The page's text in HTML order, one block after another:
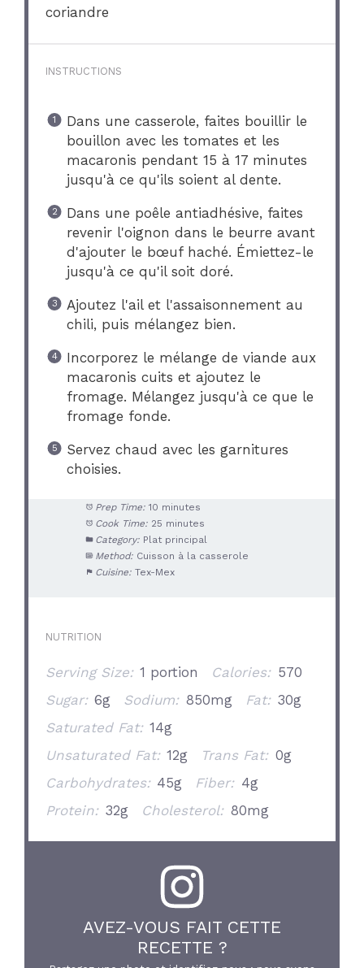
coriandre
INSTRUCTIONS
Dans une casserole, faites bouillir le
bouillon avec les tomates et les
macaronis pendant 15 à 17 minutes
jusqu'à ce qu'ils soient al dente.
Dans une poêle antiadhésive, faites
revenir l'oignon dans le beurre avant
d'ajouter le bœuf haché. Émiettez-le
jusqu'à ce qu'il soit doré.
Ajoutez l'ail et l'assaisonnement au
chili, puis mélangez bien.
Incorporez le mélange de viande aux
macaronis cuits et ajoutez le
fromage. Mélangez jusqu'à ce que le
fromage fonde.
Servez chaud avec les garnitures
choisies.
Prep Time: 10 minutes
Cook Time: 25 minutes
Category: Plat principal
Method: Cuisson à la casserole
Cuisine: Tex-Mex
NUTRITION
Serving Size: 1 portion Calories: 570
Sugar: 6g Sodium: 850mg Fat: 30g
Saturated Fat: 14g
Unsaturated Fat: 12g Trans Fat: 0g
Carbohydrates: 45g Fiber: 4g
Protein: 32g Cholesterol: 80mg
AVEZ-VOUS FAIT CETTE
RECETTE ?